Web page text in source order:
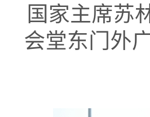
国家主席苏
会堂东门外